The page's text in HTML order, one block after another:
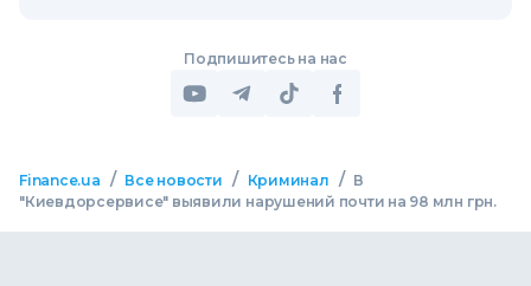
Подпишитесь на нас
Finance.ua / Все новости / Криминал / В
"Киевдорсервисе" выявили нарушений почти на 98 млн грн.